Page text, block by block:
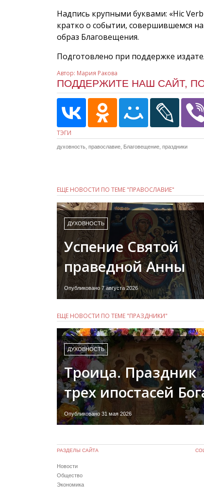
Надпись крупными буквами: «Hic
кратко о событии, совершившемся
образ Благовещения.
Подготовлено при поддержке
Автор: Мария Ракова
ПОДДЕРЖИТЕ НАШ САЙТ,
ТЭГИ
духовность православие Благовещение праздники
ЕЩЕ НОВОСТИ ПО ТЕМЕ "ПРАВОСЛАВИЕ"
ДУХОВНОСТЬ
Успение Святой
праведной Анны
Опубликовано 7 августа 2026
ЕЩЕ НОВОСТИ ПО ТЕМЕ "ПРАЗДНИКИ"
ДУХОВНОСТЬ
Троица. Праздник
трех ипостасей
Опубликовано 31 мая 2026
РАЗДЕЛЫ САЙТА
Новости
Общество
Экономика